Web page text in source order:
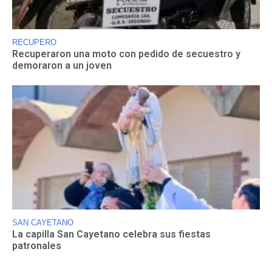
RECUPERO
Recuperaron una moto con pedido de secuestro y
demoraron a un joven
SAN CAYETANO
La capilla San Cayetano celebra sus fiestas
patronales